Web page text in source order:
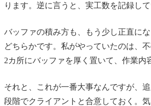
ります。逆に言うと、実工数を記録し
バッファの積み方も、もう少し正直に
どちらかです。私がやっていたのは、
2カ所にバッファを厚く置いて、作業内
それと、これが一番大事なんですが、
段階でクライアントと合意しておく。